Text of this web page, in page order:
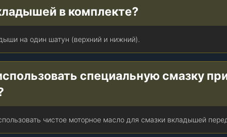
в комплекте?
на один шатун (верхний и нижний).
специальную смазку
чистое моторное масло для смазки вкладышей